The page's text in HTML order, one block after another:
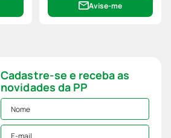
Avise-me
Cadastre-se e receba as
novidades da PP